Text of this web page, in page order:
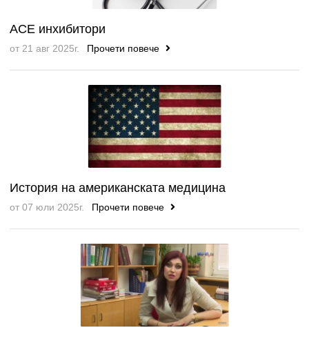
ACE инхибитори
от 21 авг 2025г. Прочети повече
История на американската медицина
от 07 юли 2025г. Прочети повече